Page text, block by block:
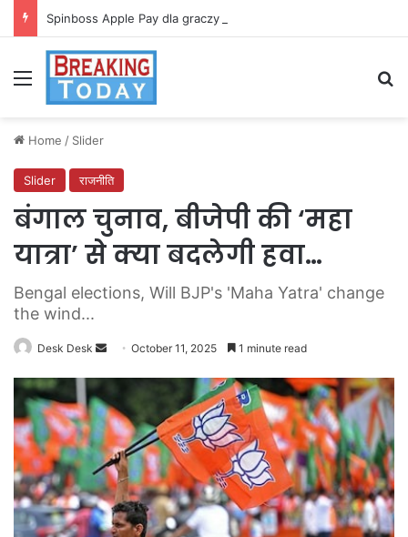
Spinboss Apple Pay dla graczy na iPhone
Menu
Home / Slider
Slider राजनीति
बंगाल चुनाव, बीजेपी की ‘महा
यात्रा’ से क्या बदलेगी हवा…
Bengal elections, Will BJP's 'Maha Yatra' change
the wind...
Desk Desk
SendOctober 11, 2025 1 minute read